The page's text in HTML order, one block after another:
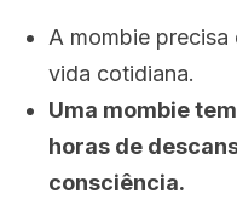
A mombie precisa
vida cotidiana.
Uma mombie
horas de
consciência.